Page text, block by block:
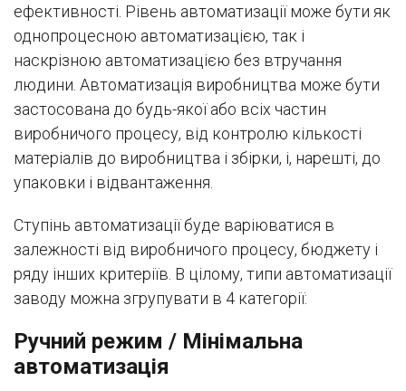
ефективності. Рівень автоматизації може бути як
однопроцесною автоматизацією, так і
наскрізною автоматизацією без втручання
людини. Автоматизація виробництва може бути
застосована до будь-якої або всіх частин
виробничого процесу, від контролю кількості
матеріалів до виробництва і збірки, і, нарешті, до
упаковки і відвантаження.
Ступінь автоматизації буде варіюватися в
залежності від виробничого процесу, бюджету і
ряду інших критеріїв. В цілому, типи автоматизації
заводу можна згрупувати в 4 категорії:
Ручний режим / Мінімальна
автоматизація